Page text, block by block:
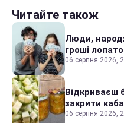
Читайте також
Люди,
гроші
06 серпня 2026,
Відкриваєш
закрити
06 серпня 2026,